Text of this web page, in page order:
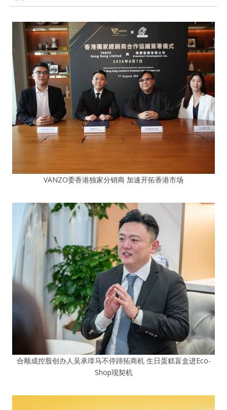
VANZO委香港独家分销商 加速开拓香港市场
合顺成控股创办人吴承璋马不停蹄拓商机 生日蛋糕盲盒进Eco-
Shop现契机